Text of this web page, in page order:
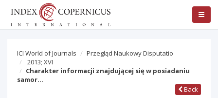
ICI World of Journals
Przegląd Naukowy Disputatio
2013; XVI
Charakter informacji znajdującej się w posiadaniu
samor…
Back